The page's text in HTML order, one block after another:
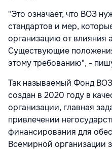
"Это означает, что ВОЗ
стандартов и мер,
организацию от влияния
Существующие
этому требованию", -
Так называемый Фонд
создан в 2020 году в
организации, главная
привлечении
финансирования для
Всемирной организации